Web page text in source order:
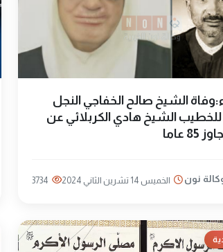
الشيخ صالح الخفاجي النجل
للخطيب الشيخ هادي الكربلائي عن
عاما
نون الخميس 14 تشرين الثاني 2024 3734